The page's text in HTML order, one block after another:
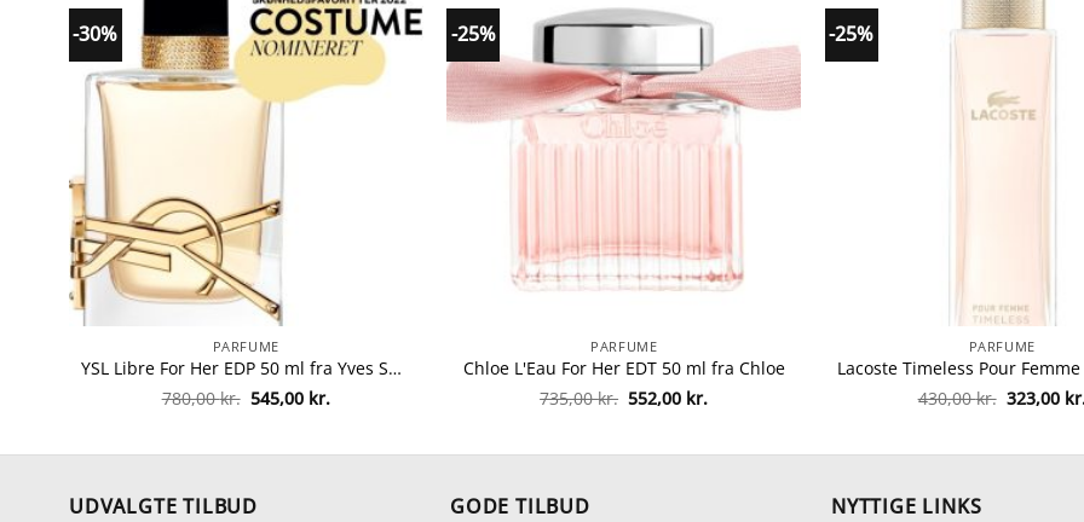
-30%
PARFUME
YSL Libre For Her EDP 50 ml fra Yves Saint Laurent
780,00kr. Den
oprindelige
545,00 kr.Den
-25%
PARFUME
Chloe L'Eau For Her EDT 50 ml fra Chloe
735,00kr. Den
oprindelige
552,00 kr.
-25%
PARFUME
430,00kr. Den
323,00
UDVALGTE TILBUD GODE TILBUD NYTTIGE LINKS